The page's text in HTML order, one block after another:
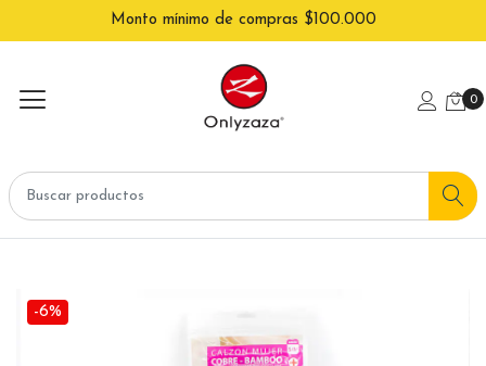
Monto mínimo de compras $100.000
0
-6%